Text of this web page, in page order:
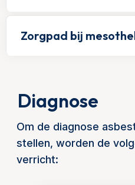
Zorgpad bij
Diagnose
Om de diagnose
stellen, worden de
verricht: